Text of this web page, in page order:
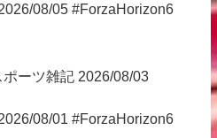
08/05 #ForzaHorizon6
ーツ雑記 2026/08/03
08/01 #ForzaHorizon6